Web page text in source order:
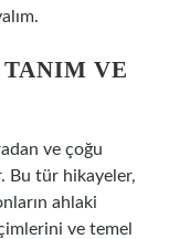
VE
ve çoğu
Bu tür hikayeler,
ahlaki
ve temel